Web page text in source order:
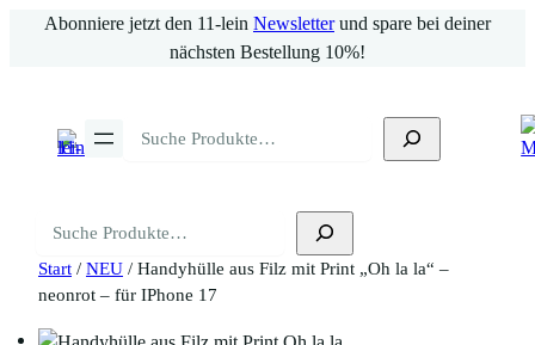
Abonniere jetzt den 11-lein Newsletterund spare bei deiner
nächsten Bestellung 10%!
Suchen
Suchen
Start / NEU / Handyhülle aus Filz mit Print „Oh la la“ –
neonrot – für IPhone 17